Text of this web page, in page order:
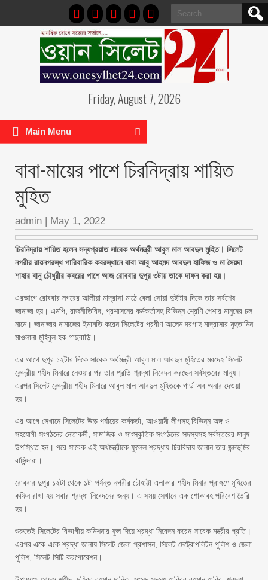
Search
for:
Friday, August 7, 2026
Main Menu
বাবা-মায়ের পাশে চিরনিদ্রায় শায়িত
মুহিত
admin | May 1, 2022
চিরনিদ্রায় শায়িত হলেন সদ্যপ্রয়াত সাবেক অর্থমন্ত্রী আবুল মাল আবদুল মুহিত। সিলেট
নগরীর রায়নগরস্থ পারিবারিক কবরস্থানে বাবা আবু আহমদ আবদুল হাফিজ ও মা সৈয়দা
শাহার বানু চৌধুরীর কবরের পাশে আজ রোববার দুপুর ৩টায় তাকে দাফন করা হয়।
এরআগে রোববার নগরের আলীয়া মাদ্রাসা মাঠে বেলা সোয়া দুইটার দিকে তার সর্বশেষ
জানাজা হয়। এমপি, রাজনীতিবিদ, প্রশাসনের কর্মকর্তাসহ বিভিন্ন শ্রেণি পেশার মানুষের ঢল
নামে। জানাজার নামাজের ইমামতি করেন সিলেটের প্রবীণ আলেম দরগাহ মাদ্রাসার মুহতামিন
মাওলানা মুহিবুল হক গাছবাড়ি।
এর আগে দুপুর ১২টার দিকে সাবেক অর্থমন্ত্রী আবুল মাল আবদুল মুহিতের মরদেহ সিলেট
কেন্দ্রীয় শহীদ মিনারে নেওয়ার পর তার প্রতি শ্রদ্ধা নিবেদন করছেন সর্বস্তরের মানুষ।
এরপর সিলেট কেন্দ্রীয় শহীদ মিনারে আবুল মাল আবদুল মুহিতকে গার্ড অব অনার দেওয়া
হয়।
এর আগে সেখানে সিলেটের উচ্চ পর্যায়ের কর্মকর্তা, আওয়ামী লীগসহ বিভিন্ন অঙ্গ ও
সহযোগী সংগঠনের নেতাকর্মী, সামাজিক ও সাংস্কৃতিক সংগঠনের সদস্যসহ সর্বস্তরের মানুষ
উপস্থিত হন। পরে সাবেক এই অর্থমন্ত্রীকে ফুলেল শ্রদ্ধায় চিরবিদায় জানান তার জন্মভূমির
বাসিন্দারা।
রোববার দুপুর ১২টা থেকে ১টা পর্যন্ত নগরীর চৌহাট্টা এলাকার শহীদ মিনার প্রাঙ্গণে মুহিতের
কফিন রাখা হয় সবার শ্রদ্ধা নিবেদনের জন্য। এ সময় সেখানে এক শোকাবহ পরিবেশ তৈরি
হয়।
শুরুতেই সিলেটের বিভাগীয় কমিশনার ফুল দিয়ে শ্রদ্ধা নিবেদন করেন সাবেক মন্ত্রীর প্রতি।
এরপর একে একে শ্রদ্ধা জানায় সিলেট জেলা প্রশাসন, সিলেট মেট্রোপলিটন পুলিশ ও জেলা
পুলিশ, সিলেট সিটি করপোরেশন।